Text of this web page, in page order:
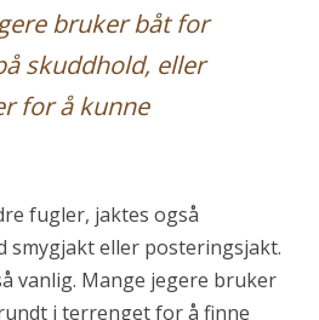
bruker båt for
skuddhold, eller
for å kunne
fugler, jaktes også
smygjakt eller posteringsjakt.
vanlig. Mange jegere bruker
i terrenget for å finne